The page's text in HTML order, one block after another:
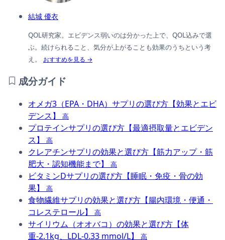
結城 優衣
QOL研究家。エビデンス弱いのは分かった上で、QOL込みで選
ぶ。続けられること、気分が上がることも効果のうちという考
え。
おすすめを見る →
成分ガイド
オメガ3（EPA・DHA）サプリの選び方【効果とエビ
デンス】
高
プロテインサプリの選び方【最適摂取量とエビデン
ス】
高
クレアチンサプリの効果と選び方【筋力アップ・筋
肥大・認知機能まで】
高
ビタミンDサプリの選び方【睡眠・免疫・骨の効
果】
高
食物繊維サプリの効果と選び方【腸内環境・便通・
コレステロール】
高
サイリウム（オオバコ）の効果と選び方【体
重-2.1kg、LDL-0.33 mmol/L】
高